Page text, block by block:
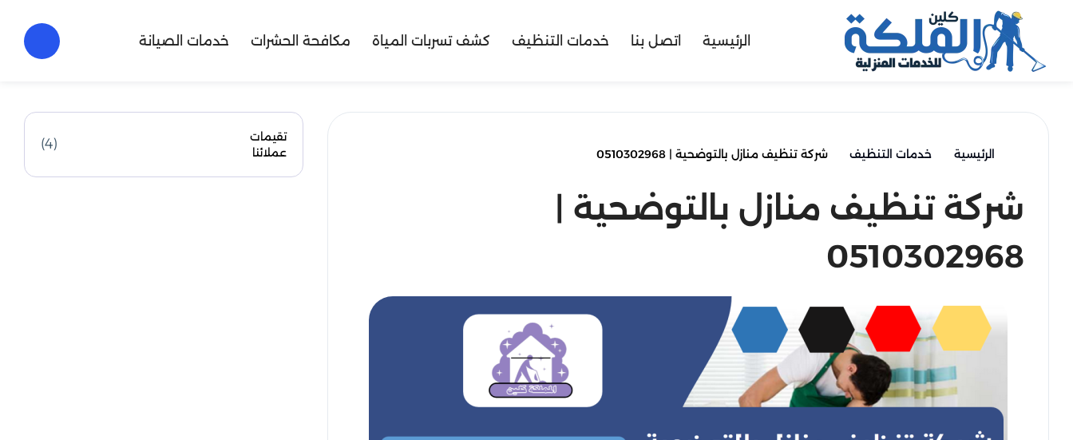
الرئيسية اتصل بنا خدمات التنظيف كشف تسربات المياة مكافحة الحشرات خدمات الصيانة
الرئيسية خدمات التنظيف شركة تنظيف منازل بالتوضحية | 0510302968
شركة تنظيف منازل بالتوضحية |
0510302968
تقيمات
عملائنا
(4)